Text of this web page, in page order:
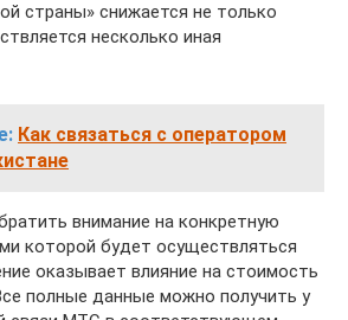
страны» снижается не только
несколько иная
Как связаться с оператором
внимание на конкретную
которой будет осуществляться
оказывает влияние на стоимость
полные данные можно получить у